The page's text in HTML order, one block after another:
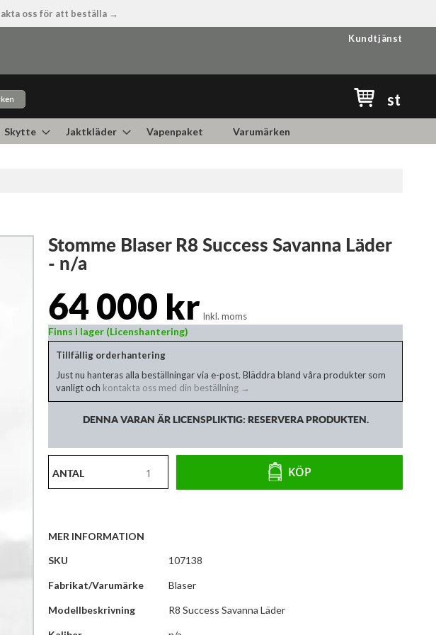
oss för att beställa →
Kundtjänst
st
Skytte Jaktkläder Vapenpaket Varumärken
Stomme Blaser R8 Success Savanna Läder
- n/a
64 000 kr Inkl. moms
Finns i lager (Licenshantering)
Tillfällig orderhantering
Just nu hanteras alla beställningar via e-post. Bläddra bland våra produkter som
vanligt och kontakta oss med din beställning →
DENNA VARAN ÄR LICENSPLIKTIG: RESERVERA PRODUKTEN.
ANTAL KÖP
MER INFORMATION
Mer
SKU 107138
Fabrikat/Varumärke Blaser
Modellbeskrivning R8 Success Savanna Läder